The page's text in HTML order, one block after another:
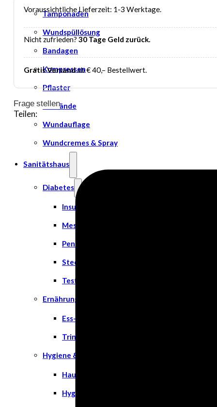
Tamponaden
Wundspüllösung
Bandagen
Kompressen
Pflaster
Verbände
Wundauflage
Wundcremes & Spray
Sanitätshaus
Diabetes
Insulinspritzen
Messgeräte
Pen Nadeln
Stechhilfen
Teststreifen
Ernährung & Trinkhilfen
Ess- und Trinkhilfen
Trinknahrung
Hygiene & Pflege
Hausapotheke
Hygieneartikel
Voraussichtliche Lieferzeit: 1-3 Werktage.
Nicht zufrieden? 30 Tage Geld zurück.
Gratis Versandab € 40,– Bestellwert.
Frage stellen
Teilen: